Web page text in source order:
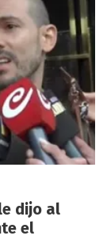
dijo al
el